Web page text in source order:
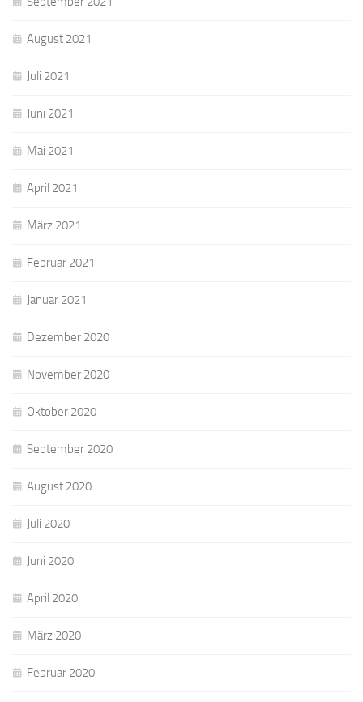
August 2021
Juli 2021
Juni 2021
Mai 2021
April 2021
März 2021
Februar 2021
Januar 2021
Dezember 2020
November 2020
Oktober 2020
September 2020
August 2020
Juli 2020
Juni 2020
April 2020
März 2020
Februar 2020